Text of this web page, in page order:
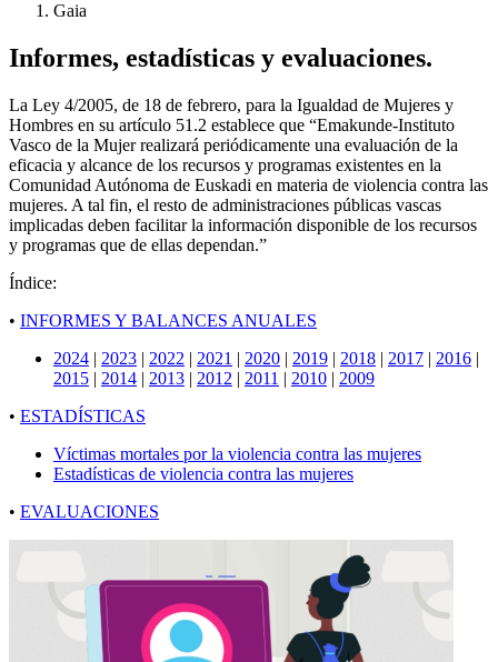
Gaia
Informes, estadísticas y evaluaciones.
La Ley 4/2005, de 18 de febrero, para la Igualdad de Mujeres y
Hombres en su artículo 51.2 establece que “Emakunde-Instituto
Vasco de la Mujer realizará periódicamente una evaluación de la
eficacia y alcance de los recursos y programas existentes en la
Comunidad Autónoma de Euskadi en materia de violencia contra las
mujeres. A tal fin, el resto de administraciones públicas vascas
implicadas deben facilitar la información disponible de los recursos
y programas que de ellas dependan.”
Índice:
• INFORMES Y BALANCES ANUALES
2024 | 2023 | 2022 | 2021 | 2020 | 2019 | 2018 | 2017 | 2016 |
2015 | 2014 | 2013 | 2012 | 2011 | 2010 | 2009
• ESTADÍSTICAS
Víctimas mortales por la violencia contra las mujeres
Estadísticas de violencia contra las mujeres
• EVALUACIONES